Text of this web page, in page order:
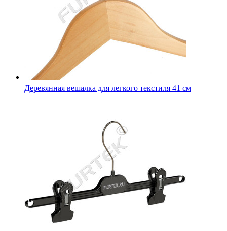
Деревянная вешалка для легкого текстиля 41 см